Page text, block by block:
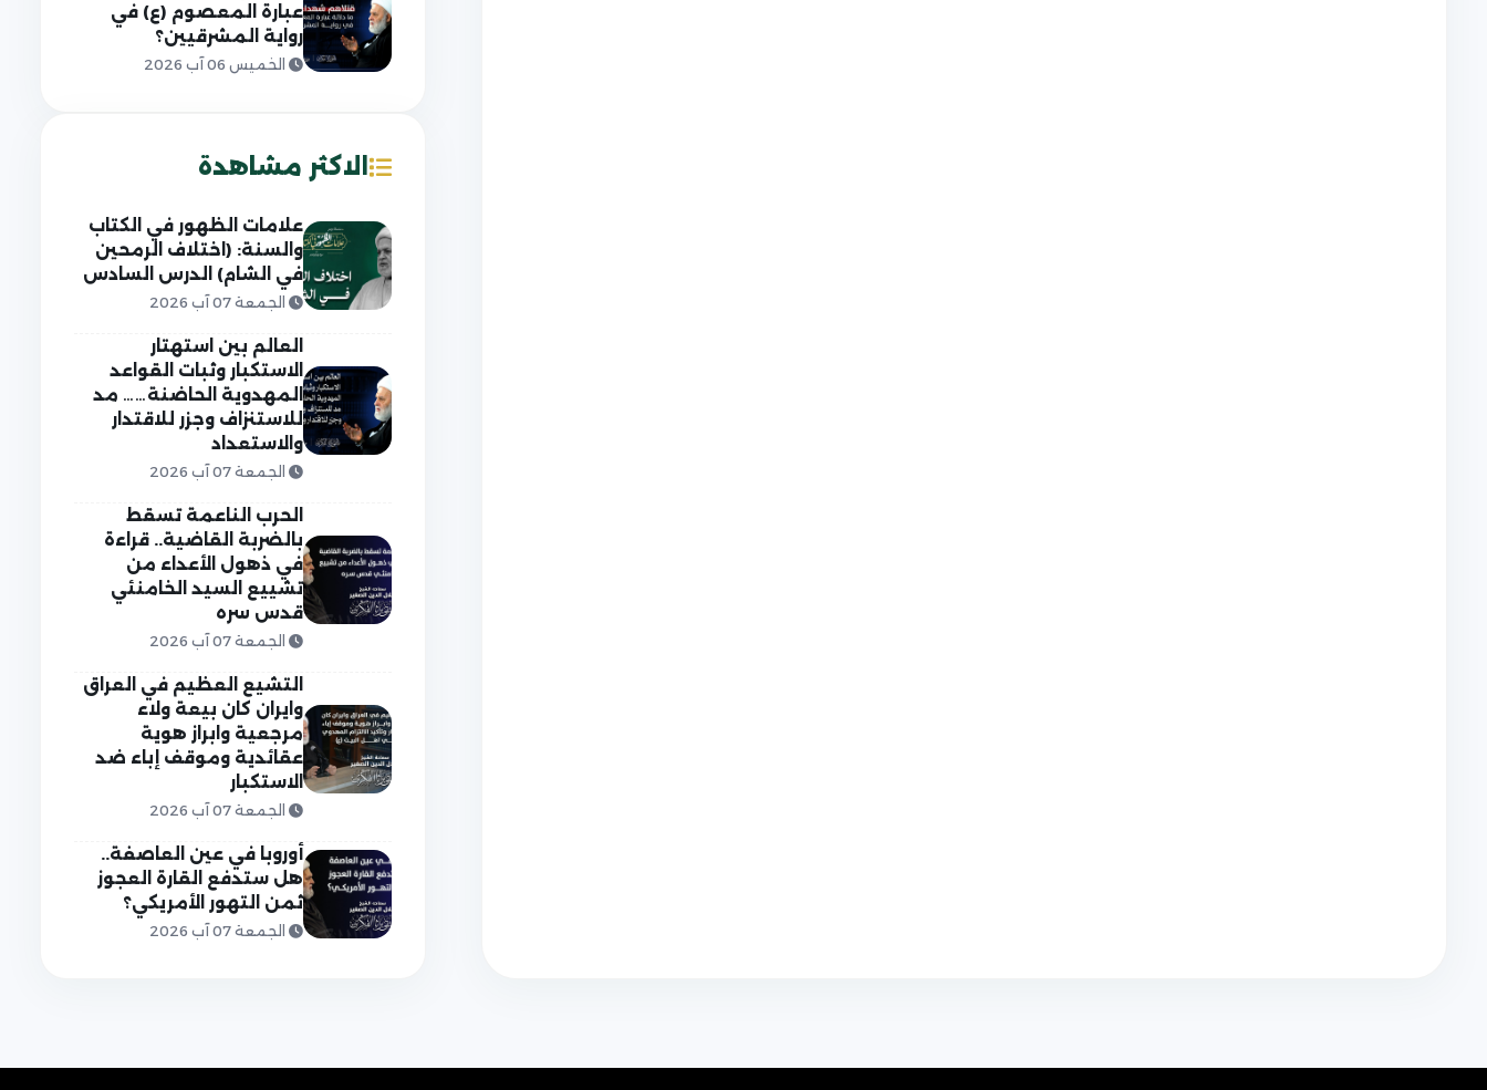
عبارة المعصوم (ع) في
رواية المشرقيين؟
الخميس 06 آب 2026
الاكثر مشاهدة
علامات الظهور في الكتاب
والسنة: (اختلاف الرمحين
في الشام) الدرس السادس
الجمعة 07 آب 2026
العالم بين استهتار
الاستكبار وثبات القواعد
المهدوية الحاضنة…… مد
للاستنزاف وجزر للاقتدار
والاستعداد
الجمعة 07 آب 2026
الحرب الناعمة تسقط
بالضربة القاضية.. قراءة
في ذهول الأعداء من
تشييع السيد الخامنئي
قدس سره
الجمعة 07 آب 2026
التشيع العظيم في العراق
وايران كان بيعة ولاء
مرجعية وابراز هوية
عقائدية وموقف إباء ضد
الاستكبار
الجمعة 07 آب 2026
أوروبا في عين العاصفة..
هل ستدفع القارة العجوز
ثمن التهور الأمريكي؟
الجمعة 07 آب 2026